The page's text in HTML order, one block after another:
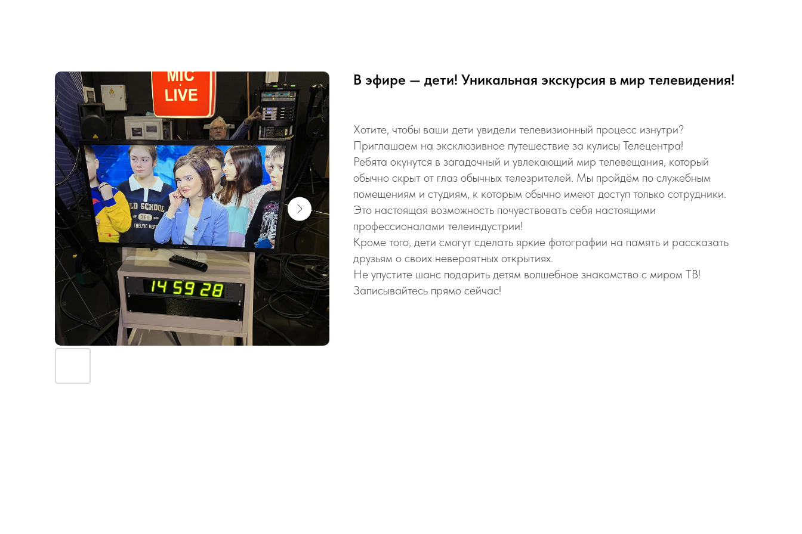
В эфире — дети! Уникальная экскурсия в мир телевидения!
Хотите, чтобы ваши дети увидели телевизионный процесс изнутри?
Приглашаем на эксклюзивное путешествие за кулисы Телецентра!
Ребята окунутся в загадочный и увлекающий мир телевещания, который
обычно скрыт от глаз обычных телезрителей. Мы пройдём по служебным
помещениям и студиям, к которым обычно имеют доступ только сотрудники.
Это настоящая возможность почувствовать себя настоящими
профессионалами телеиндустрии!
Кроме того, дети смогут сделать яркие фотографии на память и рассказать
друзьям о своих невероятных открытиях.
Не упустите шанс подарить детям волшебное знакомство с миром ТВ!
Записывайтесь прямо сейчас!